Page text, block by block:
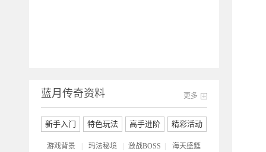
更多
蓝月传奇资料
新手入门 特色玩法 高手进阶 精彩活动
游戏背景 玛法秘境 激战BOSS
海天盛筵